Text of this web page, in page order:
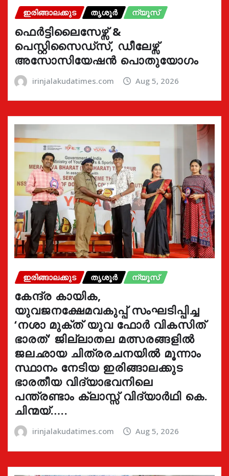
ഇരിങ്ങാലക്കുട തൃശൂർ ന്യൂസ്
ഫെർട്ടിലൈസേഴ്സ് &
പെസ്റ്റിസൈഡ്സ്, ഡീലേഴ്സ്
അസോസിയേഷൻ പൊതുയോഗം
irinjalakudatimes.com Aug 5, 2026
ഇരിങ്ങാലക്കുട തൃശൂർ ന്യൂസ്
കേന്ദ്ര കായിക,
യുവജനക്ഷേമവകുപ്പ് സംഘടിപ്പിച്ച
‘നശാ മുക്ത് യുവ ഫോർ വികസിത്
ഭാരത്’ ജില്ലാതല മത്സരങ്ങളിൽ
ജലഛായ ചിത്രരചനയിൽ മൂന്നാം
സ്ഥാനം നേടിയ ഇരിങ്ങാലക്കുട
ഭാരതീയ വിദ്യാഭവനിലെ
പന്ത്രണ്ടാം ക്ലാസ്സ് വിദ്യാർഥി കെ.
ചിന്മയ്…..
irinjalakudatimes.com Aug 5, 2026